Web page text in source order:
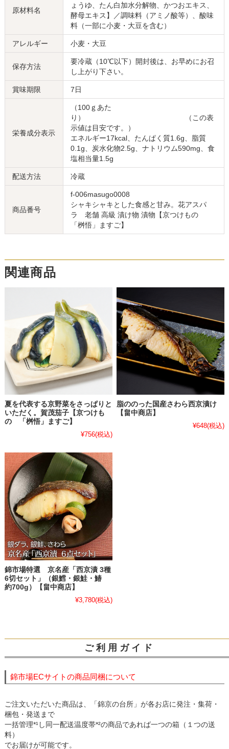
原材料名
ょうゆ、たん白加水分解物、かつおエキス、
酵母エキス】／調味料（アミノ酸等）、酸味
料（一部に小麦・大豆を含む）
アレルギー 小麦・大豆
保存方法
要冷蔵（10℃以下）開封後は、お早めにお召
し上がり下さい。
賞味期限 7日
栄養成分表示
（100ｇあた
り） （この表
示値は目安です。）
エネルギー17kcal、たんぱく質1.6g、脂質
0.1g、炭水化物2.5g、ナトリウム590mg、食
塩相当量1.5g
配送方法 冷蔵
商品番号
f-006masugo0008
シャキシャキとした食感と甘み。花アスパ
ラ 老舗 高級 漬け物 漬物【京つけもの
「桝悟」ますご】
関連商品
夏を代表する京野菜をさっぱりと
いただく。賀茂茄子【京つけも
の 「桝悟」ますご】
¥756(税込)
脂ののった国産さわら西京漬け
【畠中商店】
¥648(税込)
錦市場特選 京名産「西京漬 3種
6切セット」（銀鱈・銀鮭・鰆
約700g）【畠中商店】
¥3,780(税込)
ご 利 用 ガ イ ド
錦市場ECサイトの商品同梱について
ご注文いただいた商品は、「錦京の台所」が各お店に発注・集荷・
梱包・発送まで
一括管理*¹し同一配送温度帯*²の商品であれば一つの箱（１つの送
料）
でお届けが可能です。